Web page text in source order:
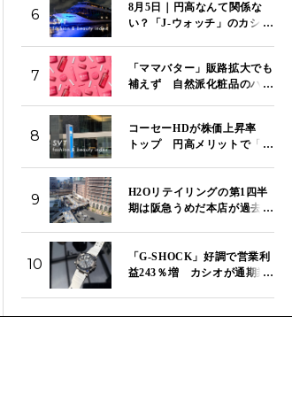
6
8月5日｜円高なんて関係な
い？「J-ウォッチ」のカシ
インデックス」は13,980ポイ
ント
7
「ママバター」販路拡大でも
補えず 自然派化粧品のハウ
8
コーセーHDが株価上昇率
トップ 円高メリットで「J-
引 「SVT インデックス」
は14,272ポイント｜8月6日
9
H2Oリテイリングの第1四半
期は阪急うめだ本店が過去最
10
「G-SHOCK」好調で営業利
益243％増 カシオが通期業